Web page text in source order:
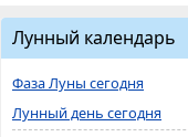
Лунный календарь
Фаза Луны сегодня
Лунный день сегодня